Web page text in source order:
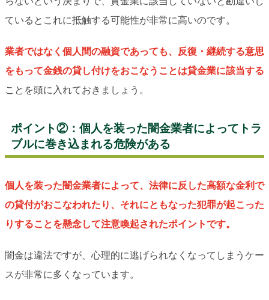
ているとこれに抵触する可能性が非常に高いのです。
業者ではなく個人間の融資であっても、反復・継続する意思
をもって金銭の貸し付けをおこなうことは貸金業に該当する
ことを頭に入れておきましょう。
ポイント②：個人を装った闇金業者によってトラ
ブルに巻き込まれる危険がある
個人を装った闇金業者によって、法律に反した高額な金利で
の貸付がおこなわれたり、それにともなった犯罪が起こった
りすることを懸念して注意喚起されたポイントです。
闇金は違法ですが、心理的に逃げられなくなってしまうケー
スが非常に多くなっています。